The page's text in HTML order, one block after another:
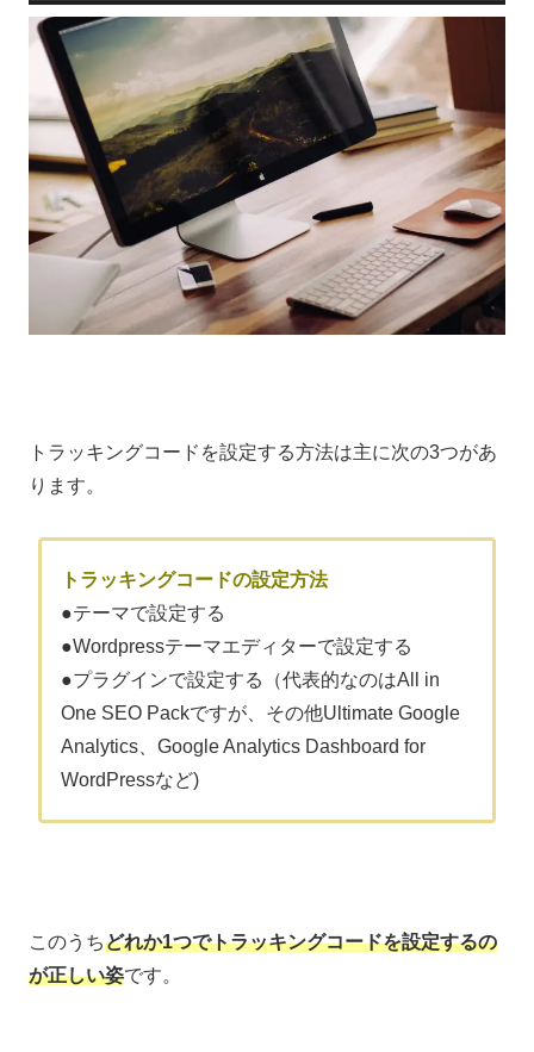
トラッキングコードを設定する方法は主に次の3つがあ
ります。
トラッキングコードの設定方法
●テーマで設定する
●Wordpressテーマエディターで設定する
●プラグインで設定する（代表的なのはAll in
One SEO Packですが、その他Ultimate Google
Analytics、Google Analytics Dashboard for
WordPressなど)
このうちどれか1つでトラッキングコードを設定するの
が正しい姿です。